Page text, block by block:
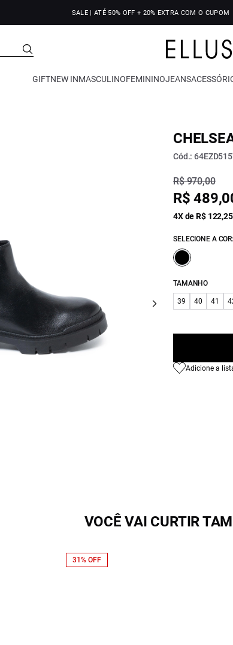
SALE | ATÉ 50% OFF + 20% EXTRA COM O CUPOM
GIFTNEW INMASCULINOFEMININOJEANS
Cód.:
R$ 970,00
R$
4X de R$
SELECIONE A COR:
TAMANHO
39 40 41
Adicione a
VOCÊ VAI CURTIR
31% OFF